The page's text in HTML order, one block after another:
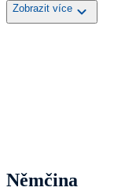
Zobrazit více
Němčina